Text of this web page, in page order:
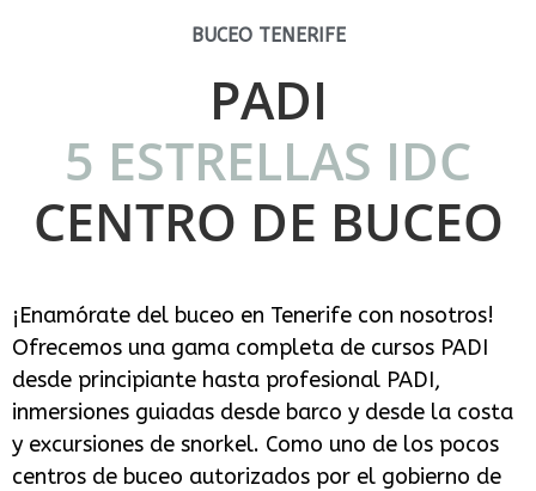
BUCEO TENERIFE
PADI
5 ESTRELLAS IDC
CENTRO DE BUCEO
¡Enamórate del buceo en Tenerife con nosotros!
Ofrecemos una gama completa de cursos PADI
desde principiante hasta profesional PADI,
inmersiones guiadas desde barco y desde la costa
y excursiones de snorkel. Como uno de los pocos
centros de buceo autorizados por el gobierno de